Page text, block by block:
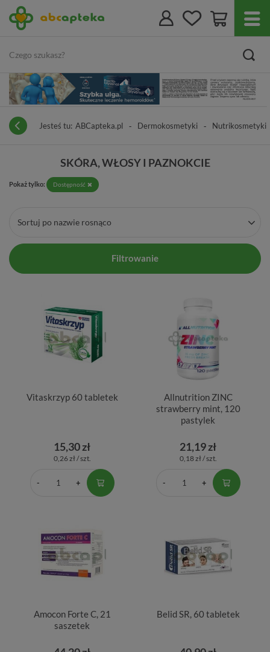
Jesteś tu: ABCapteka.pl Dermokosmetyki Nutrikosmetyki
SKÓRA, WŁOSY I PAZNOKCIE
Pokaż tylko: Dostępność
Sortuj po nazwie rosnąco
Filtrowanie
Vitaskrzyp 60 tabletek
15,30 zł
0,26 zł / szt.
Allnutrition ZINC
strawberry mint, 120
pastylek
21,19 zł
0,18 zł / szt.
Amocon Forte C, 21
saszetek
Belid SR, 60 tabletek